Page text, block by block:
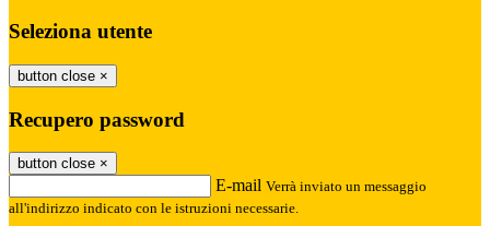
Seleziona utente
button close ×
Recupero password
button close ×
E-mail Verrà inviato un messaggio
all'indirizzo indicato con le istruzioni necessarie.